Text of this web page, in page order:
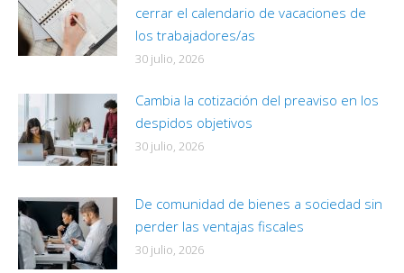
cerrar el calendario de vacaciones de
los trabajadores/as
30 julio, 2026
Cambia la cotización del preaviso en los
despidos objetivos
30 julio, 2026
De comunidad de bienes a sociedad sin
perder las ventajas fiscales
30 julio, 2026